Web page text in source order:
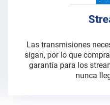
Las transmisiones
sigan, por lo que
garantía para los
nunca